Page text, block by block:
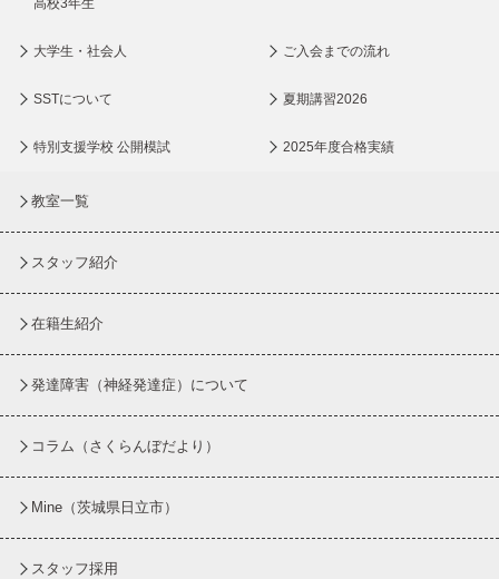
高校3年生
大学生・社会人 ご入会までの流れ
SSTについて 夏期講習2026
特別支援学校 公開模試 2025年度合格実績
教室一覧
スタッフ紹介
在籍生紹介
発達障害（神経発達症）について
コラム （さくらんぼだより）
Mine（茨城県日立市）
スタッフ採用